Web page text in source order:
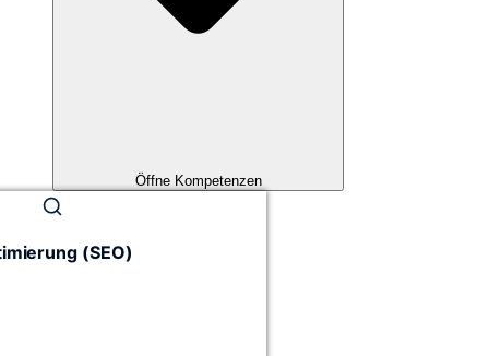
Öffne Kompetenzen
(SEO)